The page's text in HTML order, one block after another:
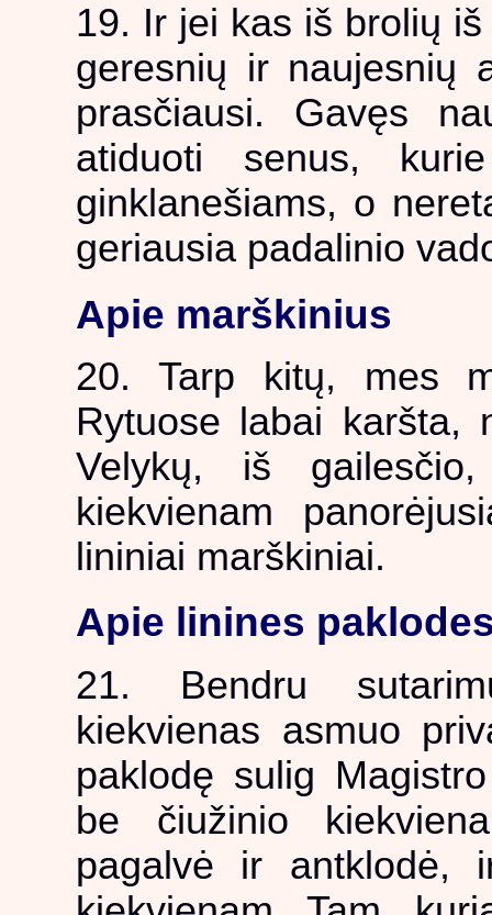
19. Ir jei kas iš brolių
geresnių ir naujesnių
prasčiausi. Gavęs
atiduoti senus,
ginklanešiams, o
geriausia padalinio
Apie marškinius
20. Tarp kitų, mes
Rytuose labai karšta,
Velykų, iš
kiekvienam
lininiai marškiniai.
Apie linines
21. Bendru
kiekvienas asmuo
paklodę sulig
be čiužinio
pagalvė ir antklodė,